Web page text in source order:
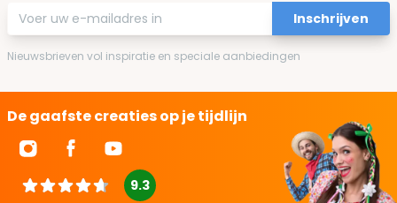
E-mailadres
Inschrijven
Nieuwsbrieven vol inspiratie en speciale aanbiedingen
De gaafste creaties op je tijdlijn
9.3